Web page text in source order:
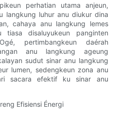
perhatian utama anjeun,
langkung luhur anu diukur dina
cahaya anu langkung lemes
disaluyukeun panginten
pertimbangkeun daérah
anu langkung ageung
sudut sinar anu langkung
lumen, sedengkeun zona anu
sacara efektif ku sinar anu
Efisiensi Énergi